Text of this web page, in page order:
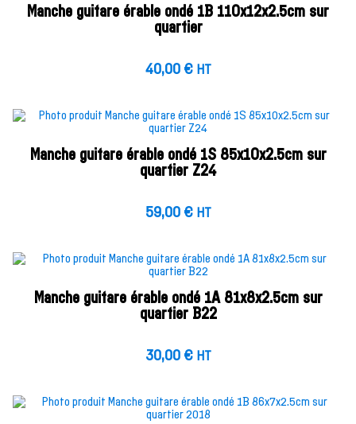
Manche guitare érable ondé 1B 110x12x2.5cm sur
quartier
40,00 € HT
Manche guitare érable ondé 1S 85x10x2.5cm sur
quartier Z24
59,00 € HT
Manche guitare érable ondé 1A 81x8x2.5cm sur
quartier B22
30,00 € HT